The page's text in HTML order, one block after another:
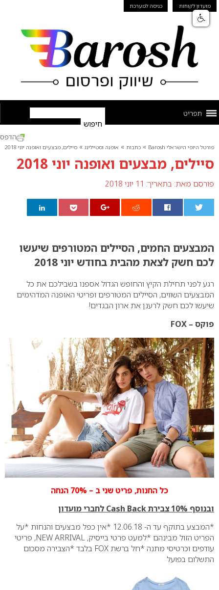
מועדון לקוחות כניסה למערכת
תפריט
פורטל היופי הישראלי Barosh » כתבות » אופנה וסטיילינג » סיילים, מבצעים ואופנה יוני 2018
סיילים, מבצעים ואופנה יוני 2018
פורסם מאת: בתאריך: 11 יוני 2018
הדפס
המבצעים החמים, הסיילים המטורפים שיעשו
לכם חשק לצאת מהבית בחודש יוני 2018
רגע לפני תחילת הקיץ והחופש הגדול אספנו בשבילכם את כל
המבצעים השווים, הסיילים המטורפים ופריטי האופנה המדהימים
שיעשו לכם חשק לרענן את ארון הבגדים!
פוקס – FOX
כל החנות, פריט שניב – 70% הנחה
ובנוסף 10% צבירת Cash Back לחברי מועדון
*המבצע בתוקף עד ה- 12.06.18
*אין כפל מבצעים והנחות *על
הפריט הזול מבינהם *
למעט פרטי בייסיק, NEW ARRIVAL, פריטי
עודפים וכרטיסי מתנה *חל ברשת FOX בלבד *הצבירה מסכום
התשלום בפועל